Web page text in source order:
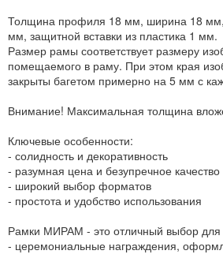
Толщина профиля 18 мм, ширина 18
мм, защитной вставки из пластика 1 мм.
Размер рамы соответствует размеру
помещаемого в раму. При этом края
закрыты багетом примерно на 5 мм с
Внимание! Максимальная толщина
Ключевые особенности:
- солидность и декоративность
- разумная цена и безупречное качество
- широкий выбор форматов
- простота и удобство использования
Рамки МИРАМ - это отличный выбор для
- церемониальные награждения,